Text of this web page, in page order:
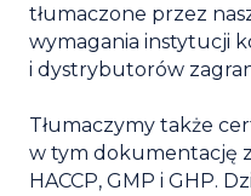
tłumaczone przez
wymagania instytucji
i dystrybutorów
Tłumaczymy także
w tym dokumentację
HACCP, GMP i GHP.